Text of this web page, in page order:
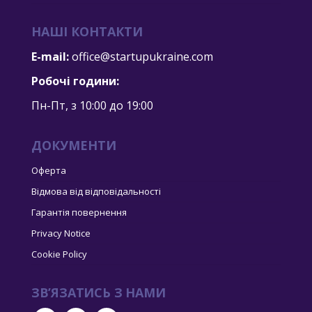
НАШІ КОНТАКТИ
E-mail:office@startupukraine.com
Робочі години:
Пн-Пт, з 10:00 дo 19:00
ДОКУМЕНТИ
Оферта
Відмова від відповідальності
Гарантія повернення
Privacy Notice
Cookie Policy
ЗВ’ЯЗАТИСЬ З НАМИ